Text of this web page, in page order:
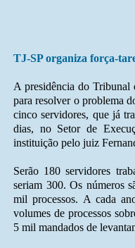
TJ-SP organiza força-
A presidência do Tribunal
para resolver o problema
cinco servidores, que já
dias, no Setor de
instituição pelo juiz
Serão 180 servidores
seriam 300. Os números
mil processos. A cada
volumes de processos
5 mil mandados de